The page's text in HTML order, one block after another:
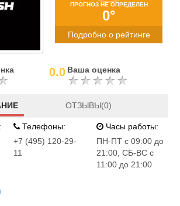
ПРОГНОЗ НЕ ОПРЕДЕЛЕН
0°
Подробно о рейтинге
0.0 Ваша оценка
ОТЗЫВЫ(0)
Телефоны:
+7 (495) 120-29-
11
Часы работы:
ПН-ПТ с 09:00 до
21:00, СБ-ВС с
11:00 до 21:00